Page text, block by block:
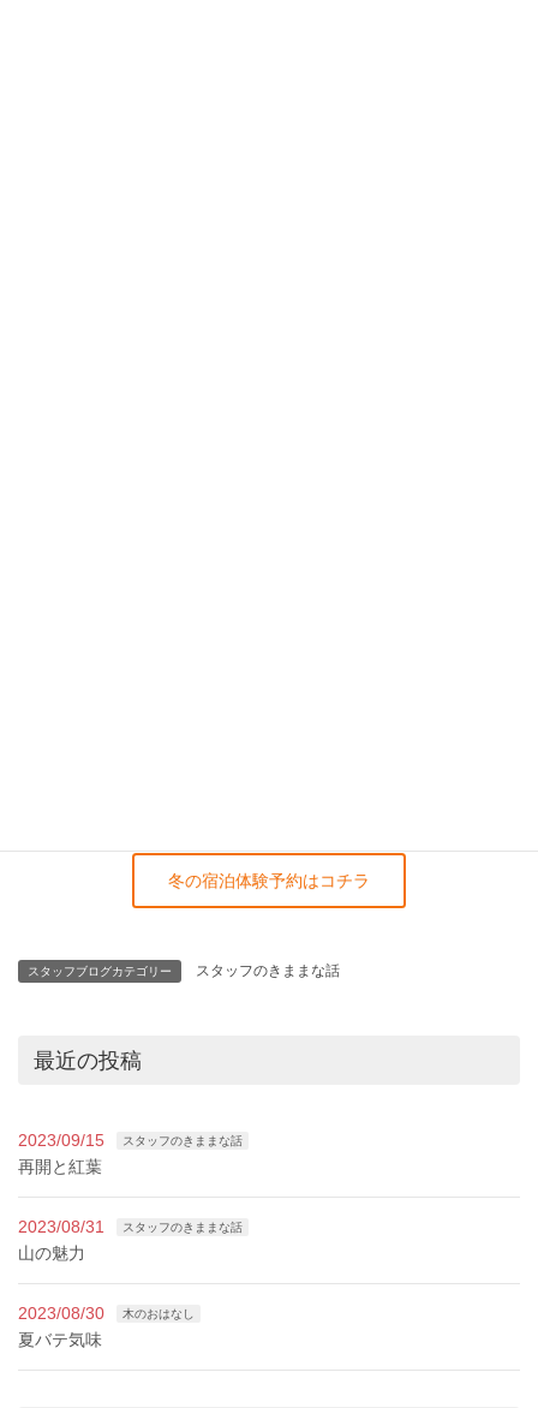
冬の宿泊体験予約はコチラ
スタッフブログカテゴリー スタッフのきままな話
最近の投稿
2023/09/15 スタッフのきままな話
再開と紅葉
2023/08/31 スタッフのきままな話
山の魅力
2023/08/30 木のおはなし
夏バテ気味